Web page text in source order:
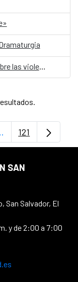
Cuatro pódcast en vivo reflexionan sobre las violencias que enfrentan las mujeres, migración y espacios seguros en el marco del 25N
TAB para
PáginasPágina
121
SAN
San Salvador, El
y de 2:00 a 7:00